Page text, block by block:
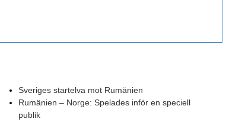
Sveriges startelva mot Rumänien
Rumänien – Norge: Spelades inför en speciell
publik